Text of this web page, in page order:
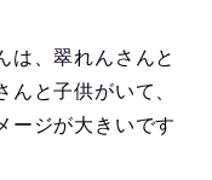
は、翠れんさんと
と子供がいて、
ージが大きいです